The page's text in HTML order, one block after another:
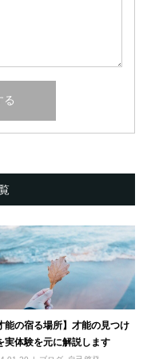
能の宿る場所】才能の見つけ
実体験を元に解説します